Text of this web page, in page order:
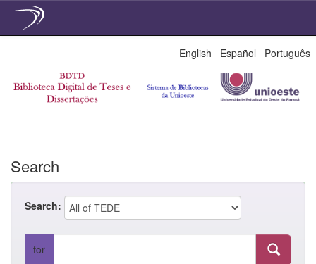
English Español Português
Search
Search:
for